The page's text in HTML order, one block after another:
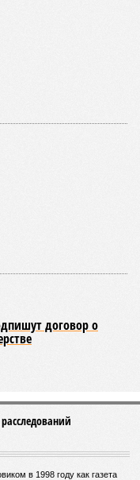
и
Тут в группе
Ближний Восток,
Африки к югу от
и чаще,
сотни
тысяч – гибнут.
ещё и в том, что
хозяйство
чуть ли не
потепления,
уже среди
Небывалая жара,
в Италии и во
впрочем, не менее
Речь идёт о
убивает
Ньос в Камеруне
чудовищных
голов скота